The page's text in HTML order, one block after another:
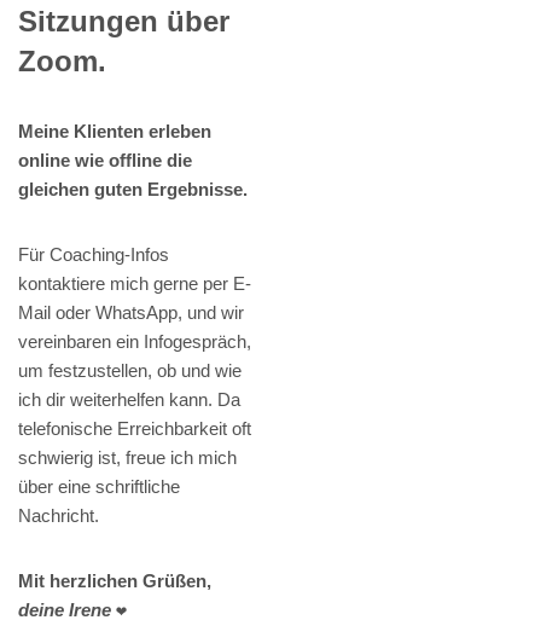
Sitzungen über
Zoom.
Meine Klienten erleben
online wie offline die
gleichen guten Ergebnisse.
Für Coaching-Infos
kontaktiere mich gerne per E-
Mail oder WhatsApp, und wir
vereinbaren ein Infogespräch,
um festzustellen, ob und wie
ich dir weiterhelfen kann. Da
telefonische Erreichbarkeit oft
schwierig ist, freue ich mich
über eine schriftliche
Nachricht.
Mit herzlichen Grüßen,
deine Irene ❤️